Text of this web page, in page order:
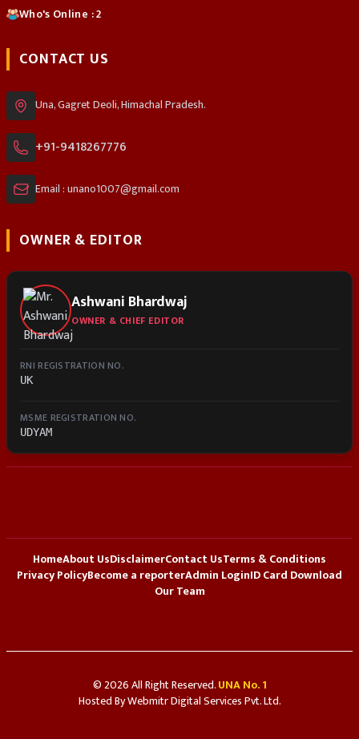
Who's Online : 2
CONTACT US
Una, Gagret Deoli, Himachal Pradesh.
+91-9418267776
Email : unano1007@gmail.com
OWNER & EDITOR
Ashwani Bhardwaj
OWNER & CHIEF EDITOR
RNI REGISTRATION NO.
UK
MSME REGISTRATION NO.
UDYAM
HomeAbout UsDisclaimerContact UsTerms & Conditions
Privacy PolicyBecome a reporterAdmin LoginID Card Download
Our Team
© 2026 All Right Reserved.UNA No. 1
Hosted ByWebmitr Digital Services Pvt. Ltd.